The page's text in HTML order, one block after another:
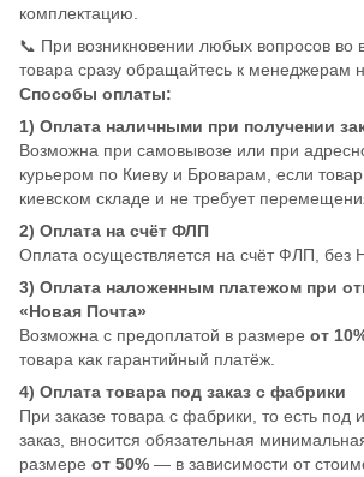
комплектацию.
📞 При возникновении любых вопросов во
товара сразу обращайтесь к менеджерам
Способы оплаты:
1) Оплата наличными при получении
Возможна при самовывозе или при
курьером по Киеву и Броварам, если
киевском складе и не требует
2) Оплата на счёт ФЛП
Оплата осуществляется на счёт ФЛП, без
3) Оплата наложенным платежом при
«Новая Почта»
Возможна с предоплатой в размере от
товара как гарантийный платёж.
4) Оплата товара под заказ с фабрики
При заказе товара с фабрики, то есть под
заказ, вносится обязательная
размере от 50% — в зависимости от